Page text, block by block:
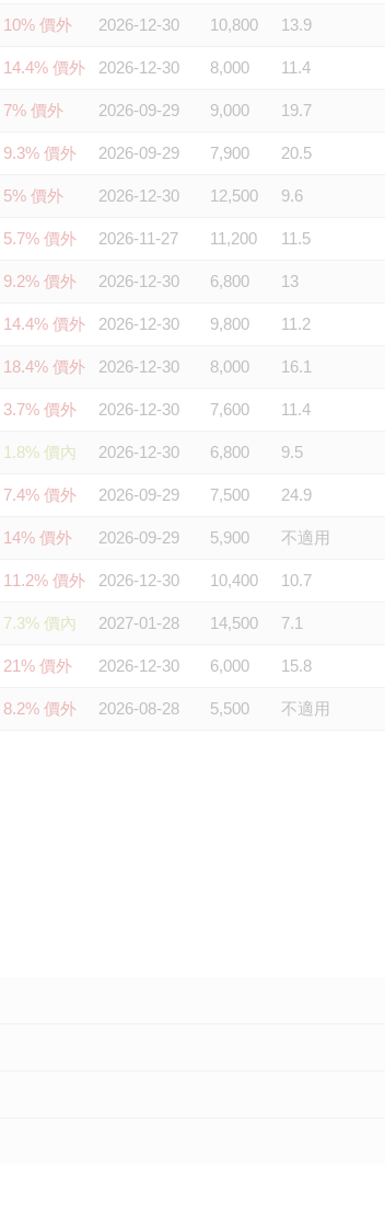
10% 價外 2026-12-30 10,800 13.9
14.4% 價外 2026-12-30 8,000 11.4
7% 價外 2026-09-29 9,000 19.7
9.3% 價外 2026-09-29 7,900 20.5
5% 價外 2026-12-30 12,500 9.6
5.7% 價外 2026-11-27 11,200 11.5
9.2% 價外 2026-12-30 6,800 13
14.4% 價外 2026-12-30 9,800 11.2
18.4% 價外 2026-12-30 8,000 16.1
3.7% 價外 2026-12-30 7,600 11.4
1.8% 價內 2026-12-30 6,800 9.5
7.4% 價外 2026-09-29 7,500 24.9
14% 價外 2026-09-29 5,900 不適用
11.2% 價外 2026-12-30 10,400 10.7
7.3% 價內 2027-01-28 14,500 7.1
21% 價外 2026-12-30 6,000 15.8
8.2% 價外 2026-08-28 5,500 不適用